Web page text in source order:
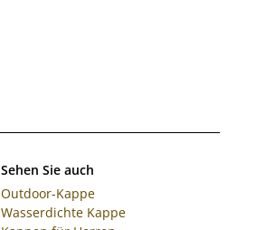
Sehen Sie auch
Outdoor-Kappe
Wasserdichte Kappe